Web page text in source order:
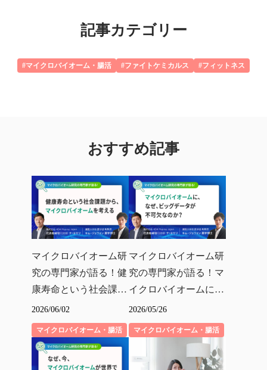
記事カテゴリー
#マイクロバイオーム・腸活 #ファイトケミカルス #フィットネス
おすすめ記事
マイクロバイオーム研
究の専門家が語る！健
康寿命という社会課題
からマイクロバイオー
ムを考える
2026/06/02
マイクロバイオーム・腸活
マイクロバイオーム研
究の専門家が語る！マ
イクロバイオームに、
なぜ、ビッグデータが
不可欠なのか？
2026/05/26
マイクロバイオーム・腸活